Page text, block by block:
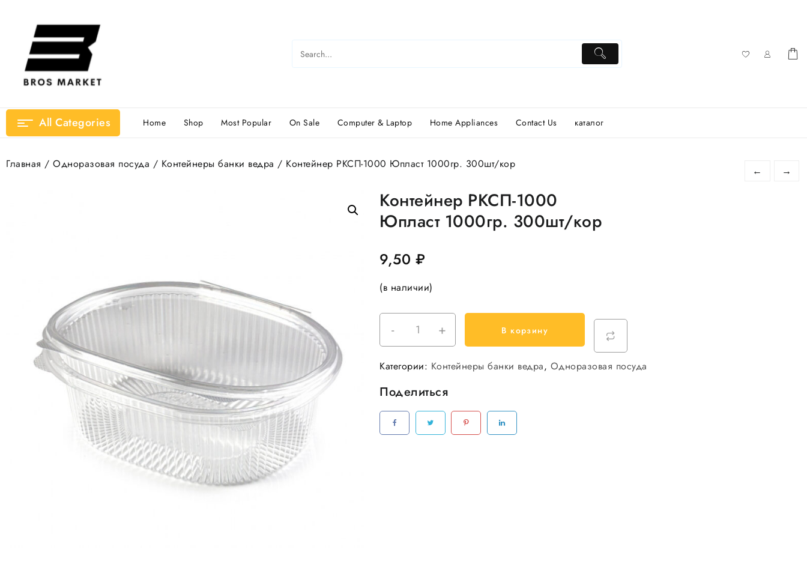
содержимому
All Categories Home Shop Most Popular On Sale Computer & Laptop Home Appliances Contact Us каталог
Главная / Одноразовая посуда / Контейнеры банки ведра / Контейнер РКСП-1000 Юпласт 1000гр. 300шт/кор
← →
Контейнер РКСП-1000
Юпласт 1000гр. 300шт/кор
9,50 ₽
(в наличии)
-
Количество
товара
Контейнер
РКСП-1000
Юпласт
300шт/
кор
+ В корзину
Категории: Контейнеры банки ведра, Одноразовая посуда
Поделиться